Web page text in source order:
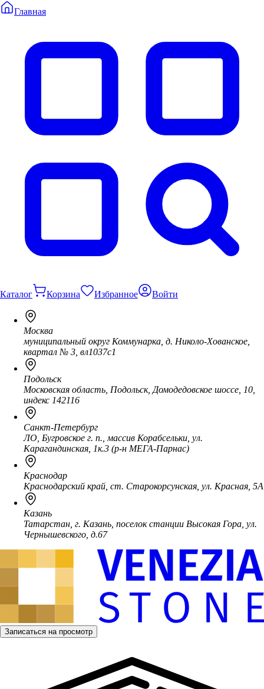
Главная
Каталог Корзина Избранное Войти
Москва
муниципальный округ Коммунарка, д. Николо-Хованское,
квартал № 3, вл1037с1
Подольск
Московская область, Подольск, Домодедовское шоссе, 10,
индекс 142116
Санкт-Петербург
ЛО, Бугровское г. п., массив Корабсельки, ул.
Карагандинская, 1к.3 (р-н МЕГА-Парнас)
Краснодар
Краснодарский край, ст. Старокорсунская, ул. Красная, 5А
Казань
Татарстан, г. Казань, поселок станции Высокая Гора, ул.
Чернышевского, д.67
Записаться на просмотр